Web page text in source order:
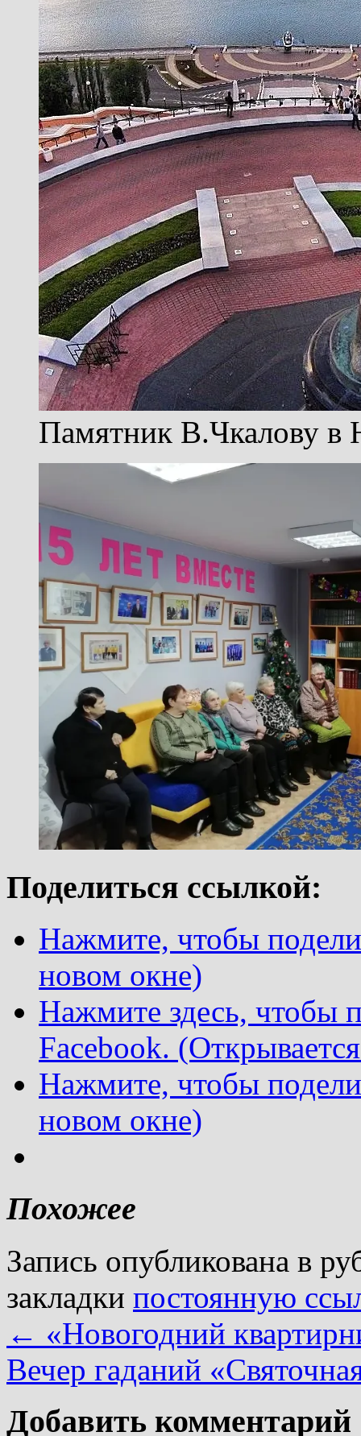
Памятник В.Чкалову в
Поделиться ссылкой:
Нажмите, чтобы
новом окне)
Нажмите здесь, чтобы
Facebook.
Нажмите, чтобы
новом окне)
Похожее
Запись опубликована в
закладки постоянную
← «Новогодний
Вечер гаданий
Добавить комментарий